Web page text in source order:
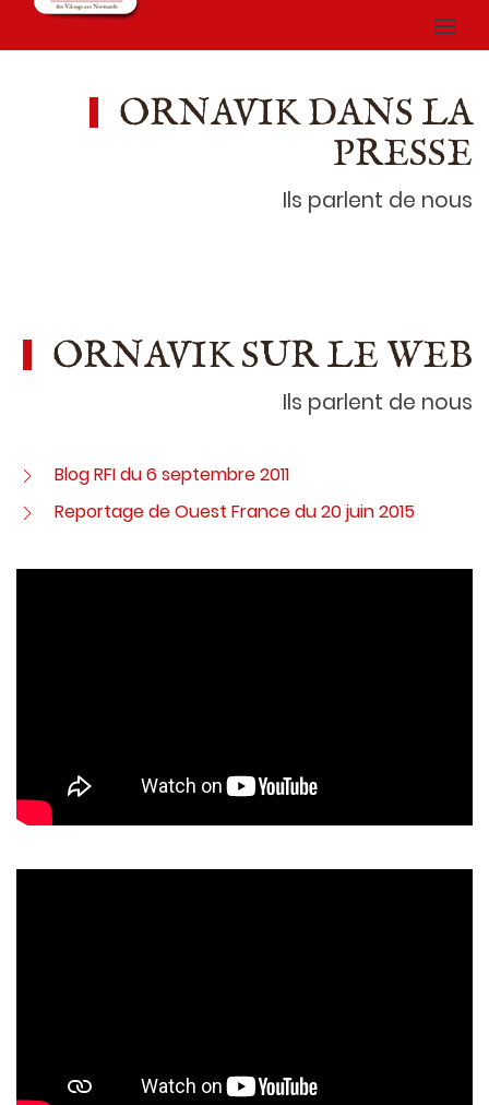
ORNAVIK DANS LA
PRESSE
Ils parlent de nous
ORNAVIK SUR LE WEB
Ils parlent de nous
Blog RFI du 6 septembre 2011
Reportage de Ouest France du 20 juin 2015